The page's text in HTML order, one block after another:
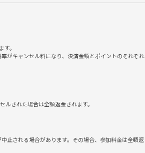
。
）、昨年末から定期クラスを離れた途端、
続けていますが、ヨガも仲間を作って継続し
。
がキャンセル料になり、決済金額とポイントのそれぞれ
ルされた場合は全額返金されます。
止される場合があります。その場合、参加料金は全額返